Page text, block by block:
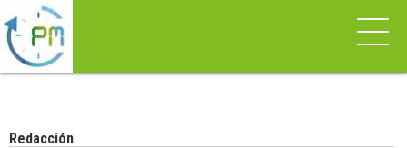
Redacción